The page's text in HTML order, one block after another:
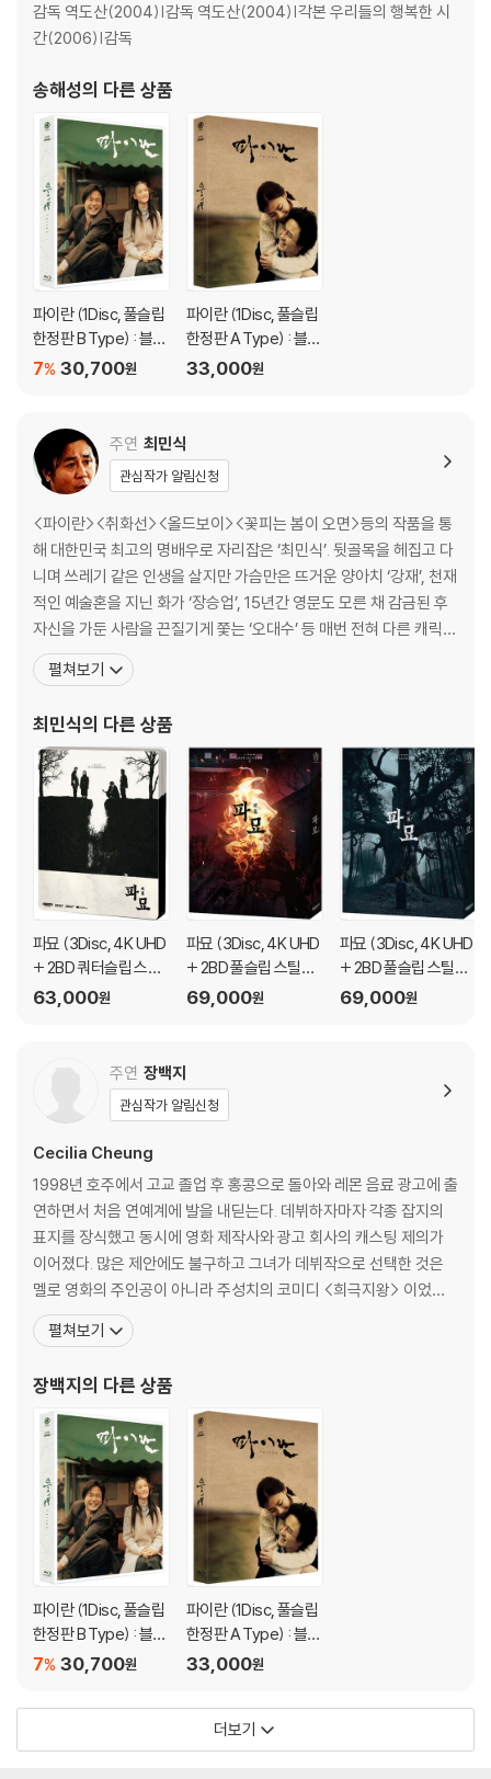
※ 교환/반품 안내
1) 불량으로 인한 교환/반품 요청 시에는 불량 확인을 위해 개봉 시의 동영
상을 요청할 수 있으며, 동영상이 없는 경우 교환/반품이 제한될 수 있습니
관련 사진과 동영상 및 재생 기기 모델명을 첨부하여 첨부하여 고객센터에
문의 바랍니다.
2) 사양 오인지, 오 구매, 변심 사유로의 반품은 제품 개봉 전에만 운임비
부담 후 처리 가능합니다.
3) 스틸북 한정판, 초회 한정판의 경우 제작 수량이 한정되어 있고, 택배
이동 과정에서의 손상이 발생하면, 재 판매가 어려우므로 신중한 구매 선
택을 부탁드립니다.
4) 한정판 상품의 변심, 오구매로 인한 반품은 회송된 상품의 상태 확인 후
진행이 가능합니다. 택배 이동 중 파손이 발생하지 않도록 완충 포장을 부
탁드립니다.
감독 역도산(2004)|감독 역도산(2004)|각본 우리들의 행복한 시
간(2006)|감독
송해성의 다른 상품
파이란 (1Disc, 풀슬립
한정판 B Type) : 블루
레이 30,700원
7%
파이란 (1Disc, 풀슬립
한정판 A Type) : 블루
레이
33,000원
주연 최민식
관심작가 알림신청
<파이란><취화선><올드보이><꽃피는 봄이 오면>등의 작품을 통
해 대한민국 최고의 명배우로 자리잡은 ‘최민식’. 뒷골목을 헤집고 다
니며 쓰레기 같은 인생을 살지만 가슴만은 뜨거운 양아치 ‘강재’, 천재
적인 예술혼을 지닌 화가 ‘장승업’, 15년간 영문도 모른 채 감금된 후
자신을 가둔 사람을 끈질기게 쫓는 ‘오대수’ 등 매번 전혀 다른 캐릭터
로 관객을 찾았던 배우다. <친절한 금자씨>의 시나리오를 읽고 주요
모티브를 제공하는 ‘백선생’이라는 캐릭터에 매료된 그는, 국내에서
화제가 되었다. 스크린에서 넘쳐나는 에너지
펼쳐보기
최민식의 다른 상품
파묘 (3Disc, 4K UHD
+ 2BD 쿼터슬립 스틸
북) : 블루레이
63,000원
파묘 (3Disc, 4K UHD
+ 2BD 풀슬립 스틸북
B Ver) : 블루레이
69,000원
파묘 (3Disc, 4K UHD
+ 2BD 풀슬립 스틸북
A Ver) : 블루레이
69,000원
주연 장백지
관심작가 알림신청
Cecilia Cheung
1998년 호주에서 고교 졸업 후 홍콩으로 돌아와 레몬 음료 광고에 출
연하면서 처음 연예계에 발을 내딛는다. 데뷔하자마자 각종 잡지의
표지를 장식했고 동시에 영화 제작사와 광고 회사의 캐스팅 제의가
이어졌다. 많은 제안에도 불구하고 그녀가 데뷔작으로 선택한 것은
멜로 영화의 주인공이 아니라 주성치의 코미디 <희극지왕> 이었다.
99년 <희극지왕>은 홍콩 겨울 개봉작들 중에서 최고흥행(한화 약 4
8억)을 기록했고 첫 출연작으로 영화계의 시선을 한 몸에 받게 된 장
연하여 순진 무구한 연기를 선보이며 국내 관객들
펼쳐보기
장백지의 다른 상품
파이란 (1Disc, 풀슬립
한정판 B Type) : 블루
레이 30,700원
7%
파이란 (1Disc, 풀슬립
한정판 A Type) : 블루
레이
33,000원
더보기